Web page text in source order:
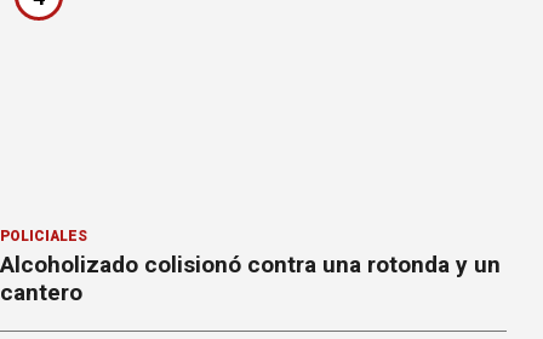
POLICIALES
Alcoholizado colisionó contra una rotonda y un
cantero